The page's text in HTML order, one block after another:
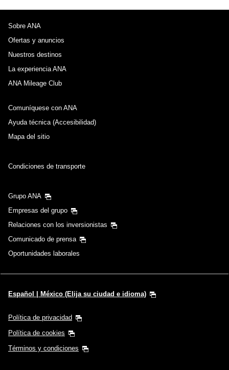
Sobre ANA
Ofertas y anuncios
Nuestros destinos
La experiencia ANA
ANA Mileage Club
Comuníquese con ANA
Ayuda técnica (Accesibilidad)
Mapa del sitio
Condiciones de transporte
Grupo ANA
Empresas del grupo
Relaciones con los inversionistas
Comunicado de prensa
Oportunidades laborales
Español | México (Elija su ciudad e idioma)
Política de privacidad
Política de cookies
Términos y condiciones